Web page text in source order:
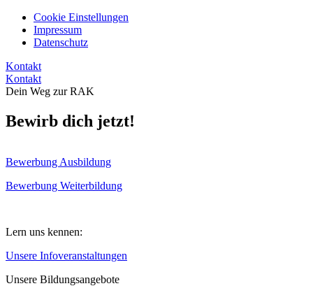
Cookie Einstellungen
Impressum
Datenschutz
Kontakt
Kontakt
Dein Weg zur RAK
Bewirb dich jetzt!
Bewerbung Ausbildung
Bewerbung Weiterbildung
Lern uns kennen:
Unsere Infoveranstaltungen
Unsere Bildungsangebote